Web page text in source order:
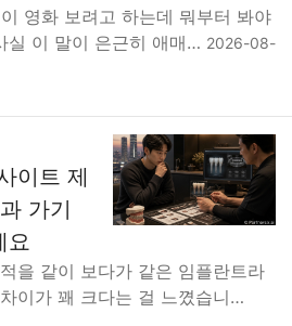
영화 보려고 하는데 뭐부터 봐야
실 이 말이 은근히 애매… 2026-08-
이트 제
가기
요
을 같이 보다가 같은 임플란트라
이가 꽤 크다는 걸 느꼈습니…